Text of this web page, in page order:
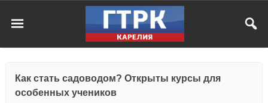
Как стать садоводом? Открыты курсы для
особенных учеников